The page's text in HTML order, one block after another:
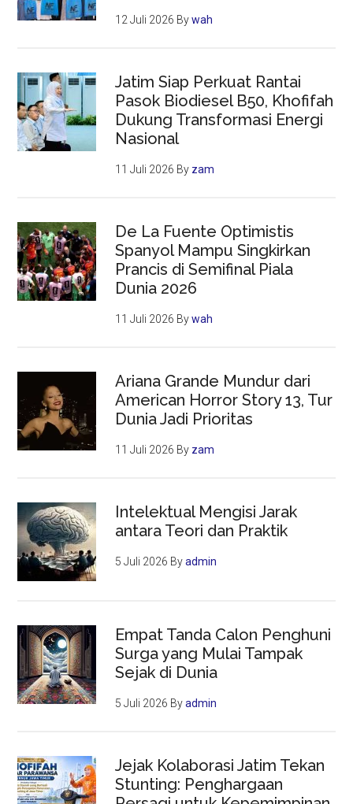
12 Juli 2026 Bywah
Jatim Siap Perkuat Rantai
Pasok Biodiesel B50, Khofifah
Dukung Transformasi Energi
Nasional
11 Juli 2026 By zam
De La Fuente Optimistis
Spanyol Mampu Singkirkan
Prancis di Semifinal Piala
Dunia 2026
11 Juli 2026 Bywah
Ariana Grande Mundur dari
American Horror Story 13, Tur
Dunia Jadi Prioritas
11 Juli 2026 By zam
Intelektual Mengisi Jarak
antara Teori dan Praktik
5 Juli 2026 Byadmin
Empat Tanda Calon Penghuni
Surga yang Mulai Tampak
Sejak di Dunia
5 Juli 2026 Byadmin
Jejak Kolaborasi Jatim Tekan
Stunting: Penghargaan